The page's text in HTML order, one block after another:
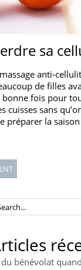
sa
anti-
de filles
bonne fois pour
cuisses sans
préparer la saison
du bénévolat